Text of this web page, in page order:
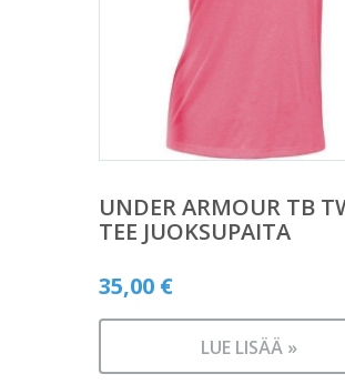
UNDER ARMOUR TB
TEE JUOKSUPAITA
35,00 €
LUE LISÄÄ »